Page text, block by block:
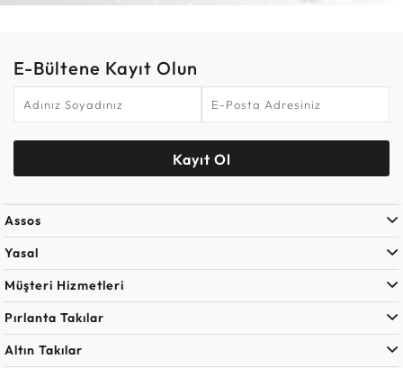
E-Bültene Kayıt Olun
Kayıt Ol
Assos
Yasal
Müşteri Hizmetleri
Pırlanta Takılar
Altın Takılar